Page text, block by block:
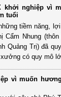
khởi nghiệp vì
tuổi
tiềm năng,
Cẩm Nhung
Quảng Trị) đã
có quy mô
vì muốn